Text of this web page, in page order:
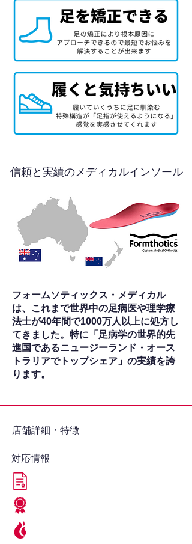
信頼と実績のメディカルインソール
フォームソティックス・メディカル
は、これまで世界中の足病医や理学療
法士が40年間で1000万人以上に処方し
てきました。特に「足病学の世界的先
進国であるニュージーランド・オース
トラリアでトップシェア」の実績を誇
ります。
​店舗詳細・特徴
対応情報